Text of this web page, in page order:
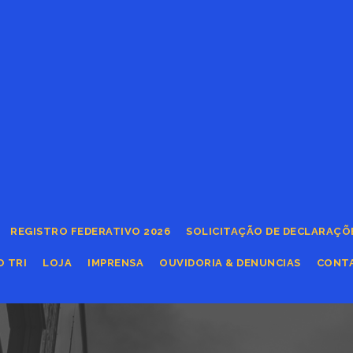
REGISTRO FEDERATIVO 2026 SOLICITAÇÃO DE
TRI LOJA IMPRENSA OUVIDORIA & DENUNCIAS